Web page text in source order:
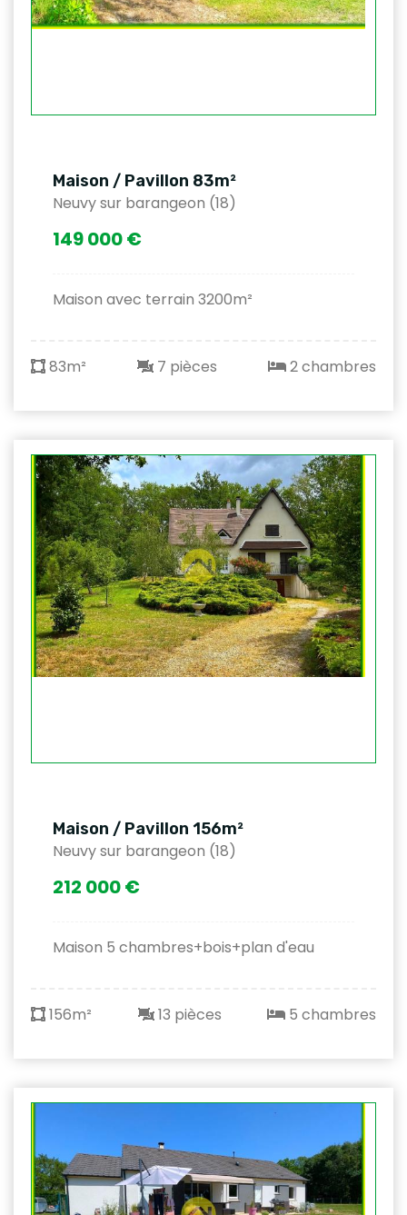
Maison / Pavillon 83m²
Neuvy sur barangeon (18)
149 000 €
Maison avec terrain 3200m²
83m² 7 pièces 2 chambres
Maison / Pavillon 156m²
Neuvy sur barangeon (18)
212 000 €
Maison 5 chambres+bois+plan d'eau
156m² 13 pièces 5 chambres